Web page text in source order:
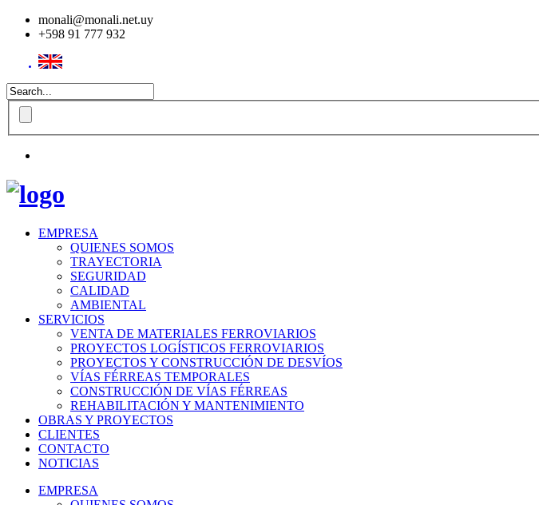
monali@monali.net.uy
+598 91 777 932
EMPRESA
QUIENES SOMOS
TRAYECTORIA
SEGURIDAD
CALIDAD
AMBIENTAL
SERVICIOS
VENTA DE MATERIALES FERROVIARIOS
PROYECTOS LOGÍSTICOS FERROVIARIOS
PROYECTOS Y CONSTRUCCIÓN DE DESVÍOS
VÍAS FÉRREAS TEMPORALES
CONSTRUCCIÓN DE VÍAS FÉRREAS
REHABILITACIÓN Y MANTENIMIENTO
OBRAS Y PROYECTOS
CLIENTES
CONTACTO
NOTICIAS
EMPRESA